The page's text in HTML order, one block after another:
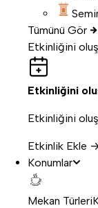
Tümünü Gör
Etkinliğini
Etkinliğini
Etkinliğini
Etkinlik Ekle
Konumlar
Mekan Türleri